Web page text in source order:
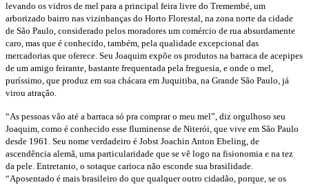
levando os vidros de mel para a principal feira livre do Tremembé, um
arborizado bairro nas vizinhanças do Horto Florestal, na zona norte da cidade
de São Paulo, considerado pelos moradores um comércio de rua absurdamente
caro, mas que é conhecido, também, pela qualidade excepcional das
mercadorias que oferece. Seu Joaquim expõe os produtos na barraca de acepipes
de um amigo feirante, bastante frequentada pela freguesia, e onde o mel,
puríssimo, que produz em sua chácara em Juquitiba, na Grande São Paulo, já
virou atração.
“As pessoas vão até a barraca só pra comprar o meu mel”, diz orgulhoso seu
Joaquim, como é conhecido esse fluminense de Niterói, que vive em São Paulo
desde 1961. Seu nome verdadeiro é Jobst Joachin Anton Ebeling, de
ascendência alemã, uma particularidade que se vê logo na fisionomia e na tez
da pele. Entretanto, o sotaque carioca não esconde sua brasilidade.
“Aposentado é mais brasileiro do que qualquer outro cidadão, porque, se os